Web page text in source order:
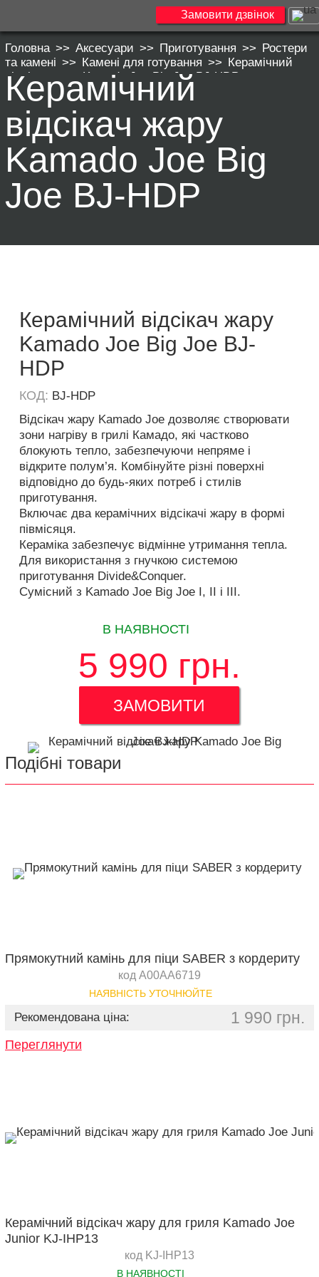
Замовити дзвінок
Головна >> Аксесуари >> Приготування >> Ростери
та камені >> Камені для готування >> Керамічний
відсікач жару Kamado Joe Big Joe BJ-HDP
Керамічний
відсікач жару
Kamado Joe Big
Joe BJ-HDP
Керамічний відсікач жару
Kamado Joe Big Joe BJ-
HDP
КОД: BJ-HDP
Відсікач жару Kamado Joe дозволяє створювати
зони нагріву в грилі Камадо, які частково
блокують тепло, забезпечуючи непряме і
відкрите полум’я. Комбінуйте різні поверхні
відповідно до будь-яких потреб і стилів
приготування.
Включає два керамічних відсікачі жару в формі
півмісяця.
Кераміка забезпечує відмінне утримання тепла.
Для використання з гнучкою системою
приготування Divide&Conquer.
Сумісний з Kamado Joe Big Joe I, II і III.
В НАЯВНОСТІ
5 990 грн.
ЗАМОВИТИ
Подібні товари
Прямокутний камінь для піци SABER з кордериту
код A00AA6719
НАЯВНІСТЬ УТОЧНЮЙТЕ
Рекомендована ціна: 1 990 грн.
Переглянути
Керамічний відсікач жару для гриля Kamado Joe
Junior KJ-IHP13
код KJ-IHP13
В НАЯВНОСТІ